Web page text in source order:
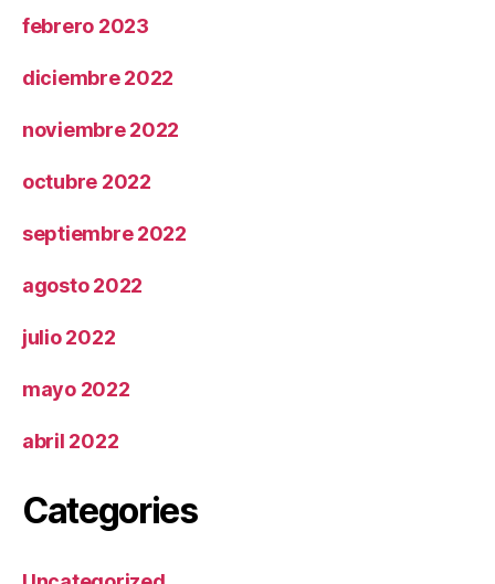
febrero 2023
diciembre 2022
noviembre 2022
octubre 2022
septiembre 2022
agosto 2022
julio 2022
mayo 2022
abril 2022
Categories